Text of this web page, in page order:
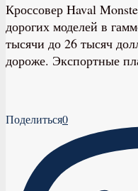
Кроссовер Haval
дорогих моделей в
тысячи до 26 тысяч
дороже. Экспортные
Поделиться0